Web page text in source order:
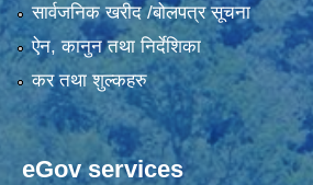
सार्वजनिक खरीद /बोलपत्र सूचना
ऐन, कानुन तथा निर्देशिका
कर तथा शुल्कहरु
eGov services